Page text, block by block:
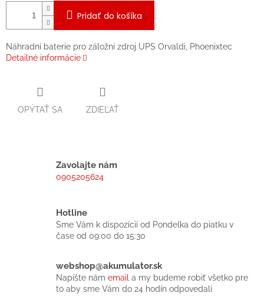
Pridať do košíka
Náhradní baterie pro záložní zdroj UPS Orvaldi, Phoenixtec
Detailné informácie
OPÝTAŤ SA ZDIEĽAŤ
Zavolajte nám
0905205624
Hotline
Sme Vám k dispozícií od Pondelka do piatku v
čase od 09:00 do 15:30
webshop@akumulator.sk
Napíšte nám email a my budeme robiť všetko pre
to aby sme Vám do 24 hodín odpovedali